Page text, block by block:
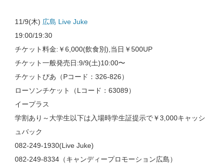
11/9(木) 広島 Live Juke
19:00/19:30
チケット料金:￥6,000(飲食別),当日￥500UP
チケット一般発売日:9/9(土)10:00〜
チケットぴあ（Pコード：326-826）
ローソンチケット（Lコード：63089）
イープラス
学割あり～大学生以下は入場時学生証提示で￥3,000キャッシ
ュバック
082-249-1930(Live Juke)
082-249-8334（キャンディープロモーション広島）